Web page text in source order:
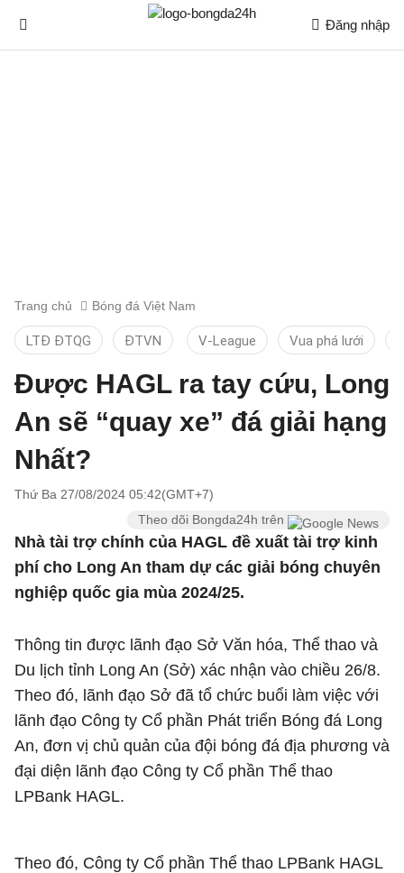
Đăng nhập
Trang chủ Bóng đá Việt Nam
LTĐ ĐTQG ĐTVN V-League Vua phá lưới
Được HAGL ra tay cứu, Long
An sẽ “quay xe” đá giải hạng
Nhất?
Thứ Ba 27/08/2024 05:42(GMT+7)
Theo dõi Bongda24h trên
Nhà tài trợ chính của HAGL đề xuất tài trợ kinh
phí cho Long An tham dự các giải bóng chuyên
nghiệp quốc gia mùa 2024/25.
Thông tin được lãnh đạo Sở Văn hóa, Thể thao và
Du lịch tỉnh Long An (Sở) xác nhận vào chiều 26/8.
Theo đó, lãnh đạo Sở đã tổ chức buổi làm việc với
lãnh đạo Công ty Cổ phần Phát triển Bóng đá Long
An, đơn vị chủ quản của đội bóng đá địa phương và
đại diện lãnh đạo Công ty Cổ phần Thể thao
LPBank HAGL.
Theo đó, Công ty Cổ phần Thể thao LPBank HAGL